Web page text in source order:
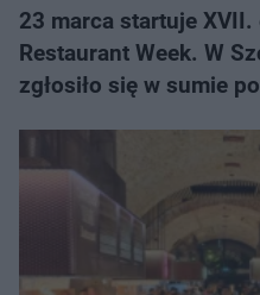
23 marca startuje
Restaurant Week. W
zgłosiło się w sumie